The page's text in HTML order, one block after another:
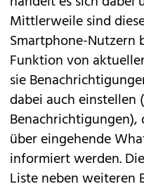
Mittlerweile sind
Smartphone-Nutzern
Funktion von
sie
dabei auch einstellen
Benachrichtigungen),
über eingehende
informiert werden.
Liste neben weiteren